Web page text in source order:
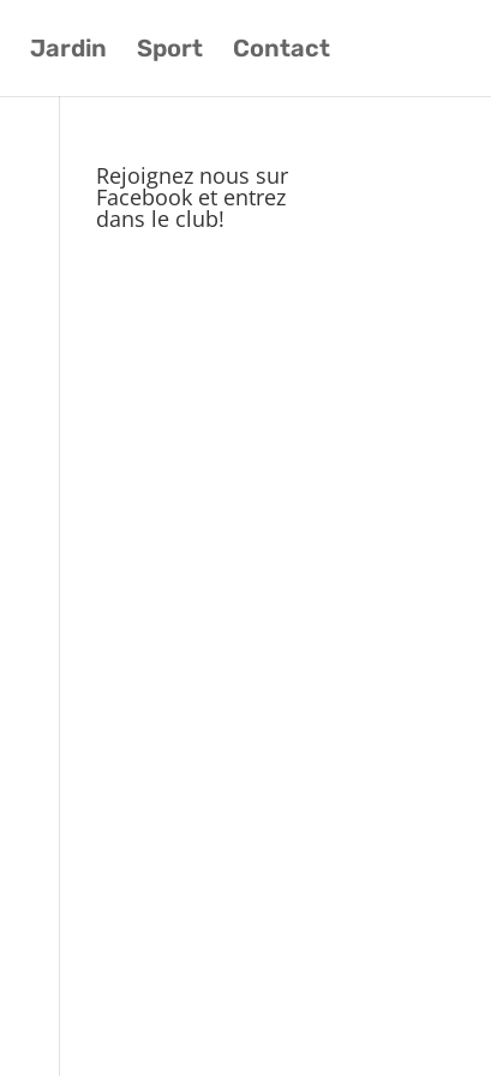
Jardin Sport Contact
Rejoignez nous sur
Facebook et entrez
dans le club!